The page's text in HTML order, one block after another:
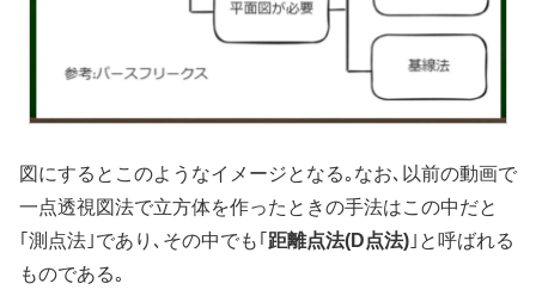
図にするとこのようなイメージとなる｡なお､以前の動画で
一点透視図法で立方体を作ったときの手法はこの中だと
｢測点法｣であり､その中でも｢ 距離点法(D点法) ｣と呼ばれる
ものである｡